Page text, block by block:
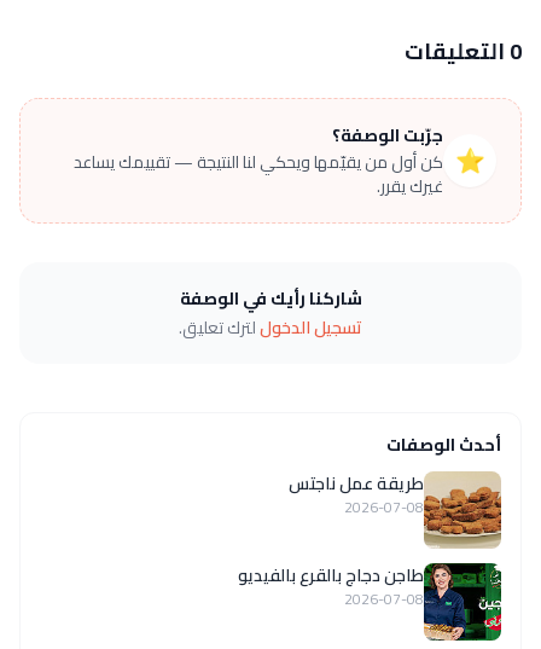
0 التعليقات
⭐
جرّبت الوصفة؟
كن أول من يقيّمها ويحكي لنا النتيجة — تقييمك يساعد
غيرك يقرر.
شاركنا رأيك في الوصفة
تسجيل الدخوللترك تعليق.
أحدث الوصفات
طريقة عمل ناجتس
2026-07-08
طاجن دجاج بالقرع بالفيديو
2026-07-08